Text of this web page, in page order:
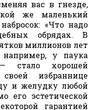
вас в гнезде,
же маленький
«Что надо
обрядах. В
миллионов лет
у паука
стало хорошей
избраннице
и желудку любой
его эстетической
гарантией